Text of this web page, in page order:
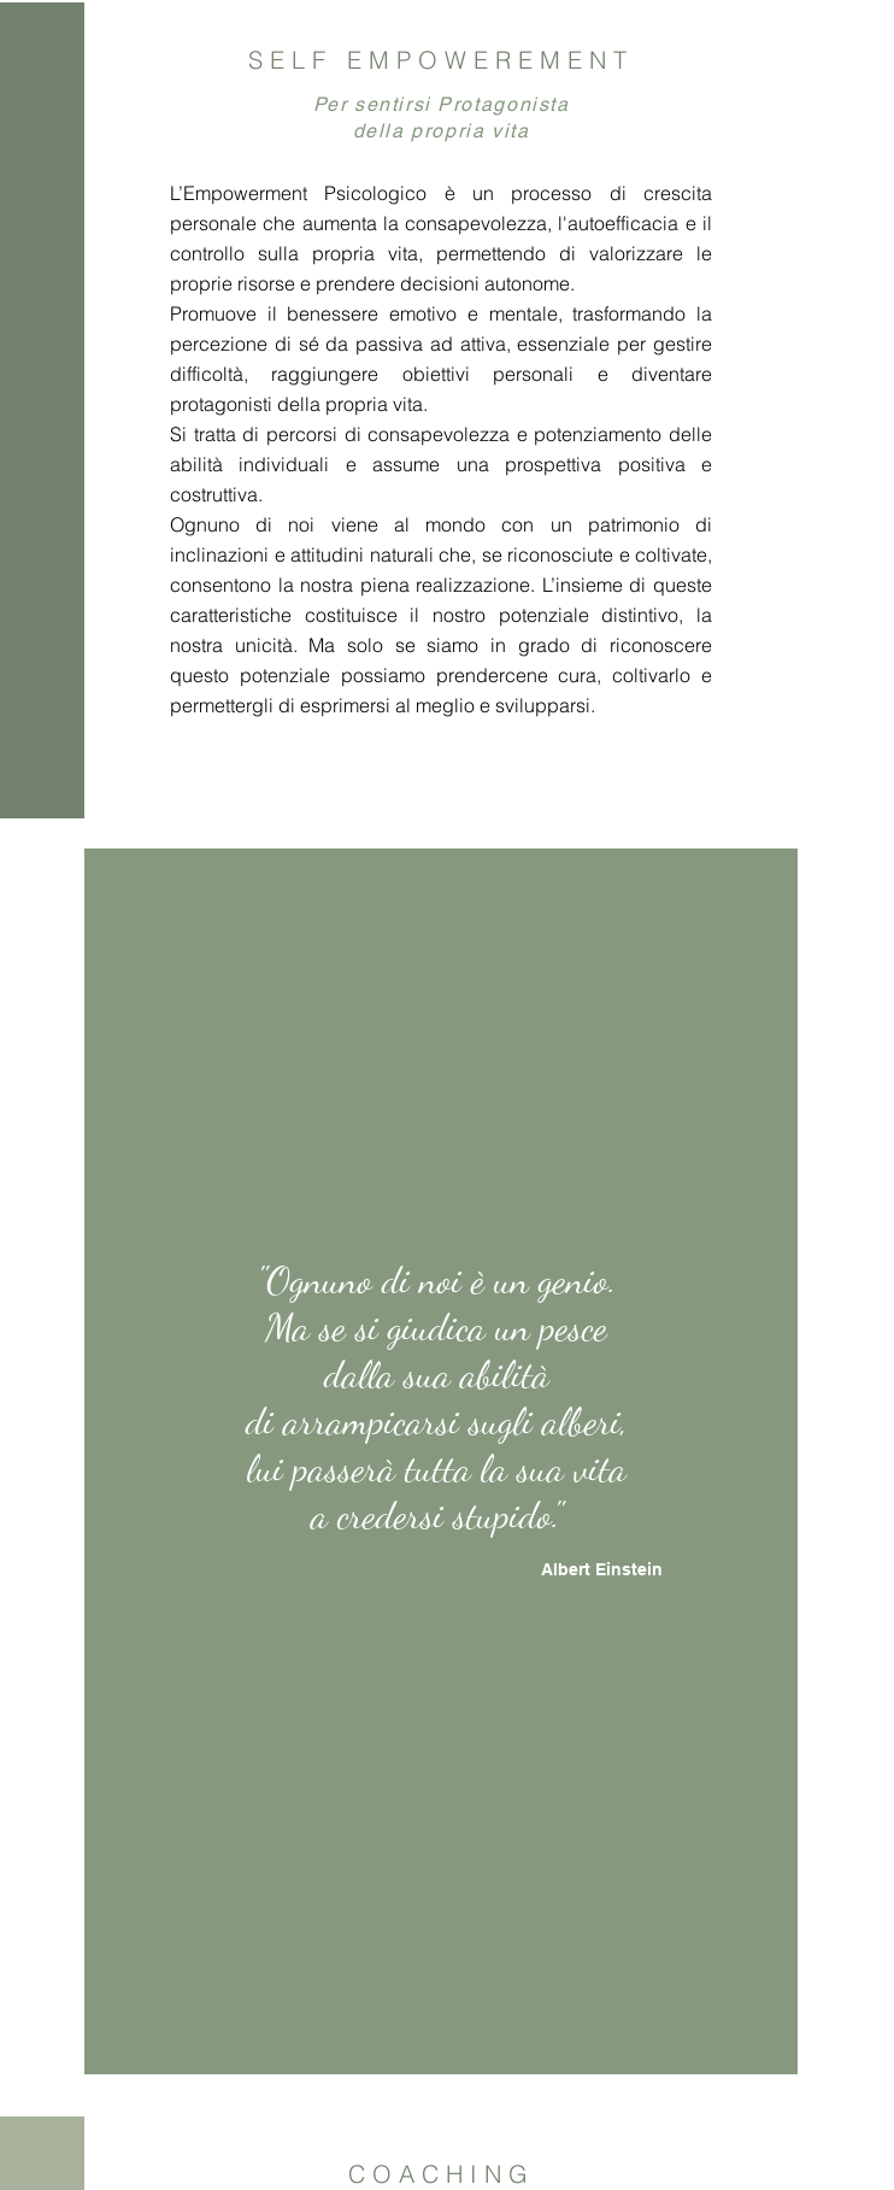
SELF EMPOWEREMENT
Per sentirsi Protagonista
della propria vita
L’Empowerment Psicologico è un processo di crescita
personale che aumenta la consapevolezza, l'autoefficacia e il
controllo sulla propria vita, permettendo di valorizzare le
proprie risorse e prendere decisioni autonome.
Promuove il benessere emotivo e mentale, trasformando la
percezione di sé da passiva ad attiva, essenziale per gestire
difficoltà, raggiungere obiettivi personali e diventare
protagonisti della propria vita.
Si tratta di percorsi di consapevolezza e potenziamento delle
abilità individuali e assume una prospettiva positiva e
costruttiva.
Ognuno di noi viene al mondo con un patrimonio di
inclinazioni e attitudini naturali che, se riconosciute e coltivate,
consentono la nostra piena realizzazione. L’insieme di queste
caratteristiche costituisce il nostro potenziale distintivo, la
nostra unicità. Ma solo se siamo in grado di riconoscere
questo potenziale possiamo prendercene cura, coltivarlo e
permettergli di esprimersi al meglio e svilupparsi.
"Ognuno di noi è un genio.
Ma se si giudica un pesce
dalla sua abilità
di arrampicarsi sugli alberi,
lui passerà tutta la sua vita
a credersi stupido."
Albert Einstein
COACHING